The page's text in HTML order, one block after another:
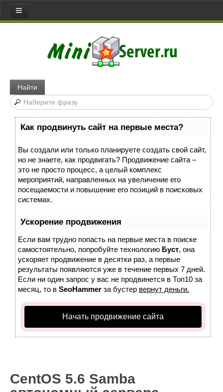
Найти
Как продвинуть сайт на первые места?
Вы создали или только планируете создать свой сайт,
но не знаете, как продвигать? Продвижение сайта –
это не просто процесс, а целый комплекс
мероприятий, направленных на увеличение его
посещаемости и повышение его позиций в поисковых
системах.
Ускорение продвижения
Если вам трудно попасть на первые места в поиске
самостоятельно, попробуйте технологию Буст, она
ускоряет продвижение в десятки раз, а первые
результаты появляются уже в течение первых 7 дней.
Если ни один запрос у вас не продвинется в Топ10 за
месяц, то в SeoHammer за бустер вернут деньги.
Начать продвижение сайта
Web server
Игровой сервер
Медиа сервер
Файловый сервер
Сервер доступа
Коммуникативный сервер
Примеры серверов
Сайты
Joomla
Wordpress
HTML 5
Общее
FAQ
Программы
Оборудование
Операционные системы
Из жизни mini Server
CentOS 5.6 Samba